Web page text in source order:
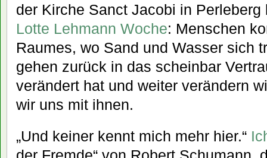
der Kirche Sanct Jacobi in
Lotte Lehmann Woche: Menschen
Raumes, wo Sand und Wasser sich
gehen zurück in das scheinbar
verändert hat und weiter verändern
wir uns mit ihnen.
„Und keiner kennt mich mehr hier.“